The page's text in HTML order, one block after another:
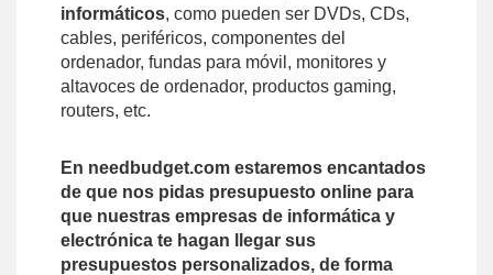
informáticos, como pueden ser DVDs, CDs,
cables, periféricos, componentes del
ordenador, fundas para móvil, monitores y
altavoces de ordenador, productos gaming,
routers, etc.
En needbudget.com estaremos encantados
de que nos pidas presupuesto online para
que nuestras empresas de informática y
electrónica te hagan llegar sus
presupuestos personalizados, de forma